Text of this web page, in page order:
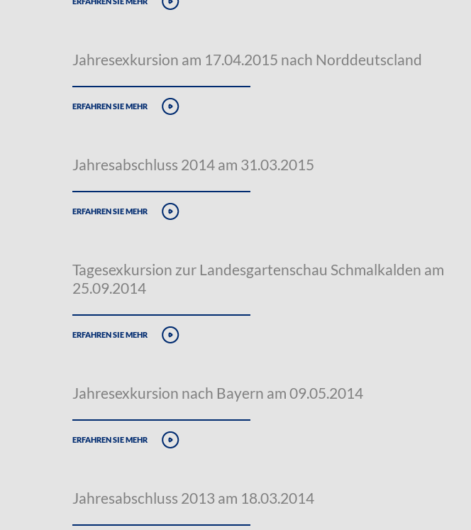
Jahresexkursion am 17.04.2015 nach Norddeutscland
erfahren sie mehr
Jahresabschluss 2014 am 31.03.2015
erfahren sie mehr
Tagesexkursion zur Landesgartenschau Schmalkalden am
25.09.2014
erfahren sie mehr
Jahresexkursion nach Bayern am 09.05.2014
erfahren sie mehr
Jahresabschluss 2013 am 18.03.2014